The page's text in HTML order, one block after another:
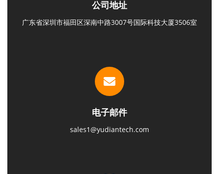
公司地址
广东省深圳市福田区深南中路3007号国际科技大厦3506室
电子邮件
sales1@yudiantech.com